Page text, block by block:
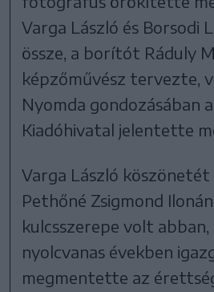
Varga László és Borsodi
össze, a borítót Ráduly
képzőművész tervezte,
Nyomda gondozásában
Kiadóhivatal jelentette
Varga László
Pethőné Zsigmond
kulcsszerepe volt abban,
nyolcvanas években
megmentette az